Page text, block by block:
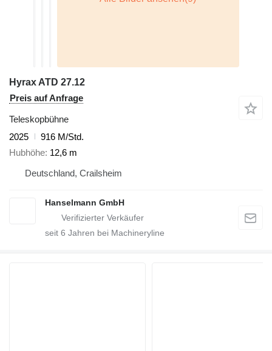
Hyrax ATD 27.12
Preis auf Anfrage
Teleskopbühne
2025
916 M/Std.
Hubhöhe 12,6 m
Deutschland, Crailsheim
Hanselmann GmbH
seit 6 Jahren bei Machineryline